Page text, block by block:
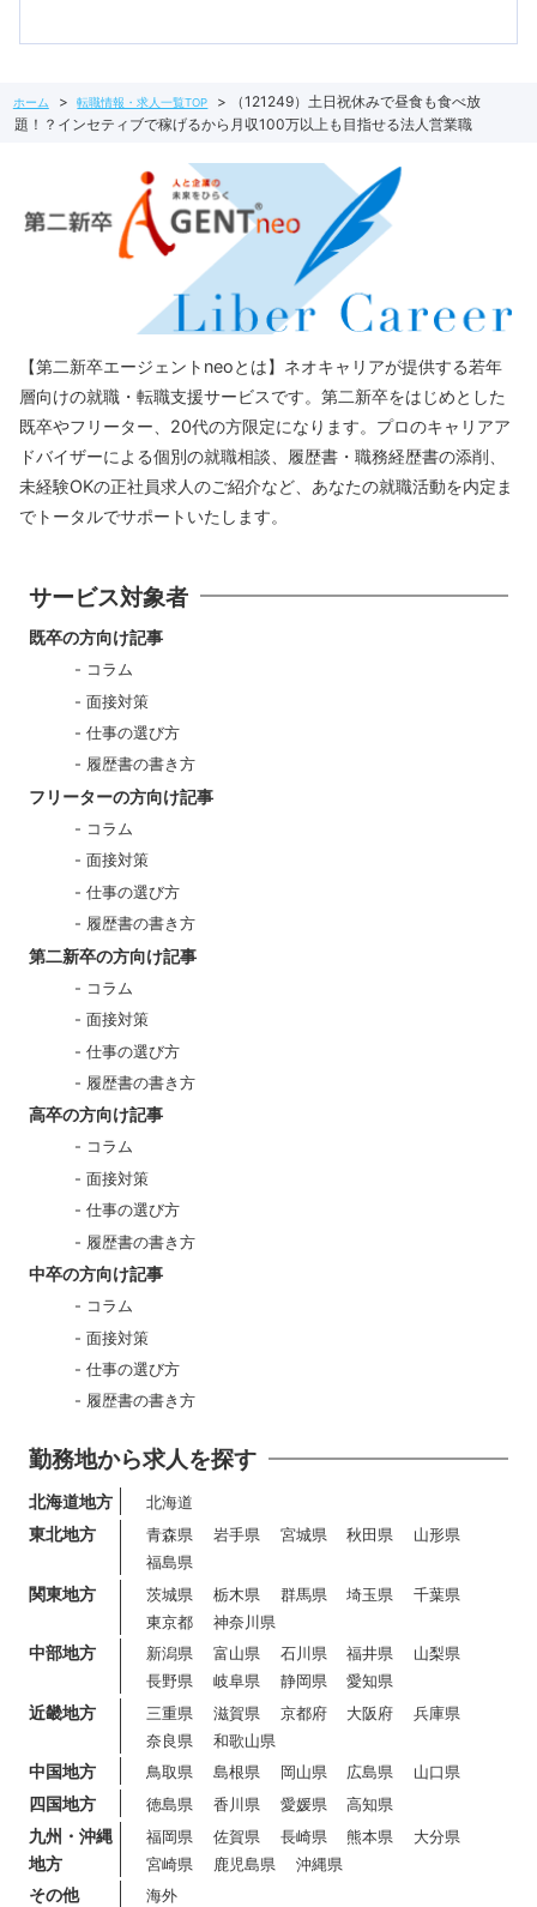
ホーム 転職情報・求人一覧TOP
（121249）土日祝休みで昼食も食べ放
題！？インセティブで稼げるから月収100万以上も目指せる法人営業職
【第二新卒エージェントneoとは】ネオキャリアが提供する若年
層向けの就職・転職支援サービスです。第二新卒をはじめとした
既卒やフリーター、20代の方限定になります。プロのキャリアア
ドバイザーによる個別の就職相談、履歴書・職務経歴書の添削、
未経験OKの正社員求人のご紹介など、あなたの就職活動を内定ま
でトータルでサポートいたします。
サービス対象者
既卒の方向け記事
コラム
面接対策
仕事の選び方
履歴書の書き方
フリーターの方向け記事
コラム
面接対策
仕事の選び方
履歴書の書き方
第二新卒の方向け記事
コラム
面接対策
仕事の選び方
履歴書の書き方
高卒の方向け記事
コラム
面接対策
仕事の選び方
履歴書の書き方
中卒の方向け記事
コラム
面接対策
仕事の選び方
履歴書の書き方
勤務地から求人を探す
北海道地方 北海道
東北地方 青森県 岩手県 宮城県 秋田県
山形県
福島県
関東地方 茨城県 栃木県 群馬県 埼玉県
千葉県
東京都
神奈川県
中部地方 新潟県 富山県 石川県 福井県
山梨県
長野県
岐阜県 静岡県 愛知県
近畿地方 三重県 滋賀県 京都府 大阪府
兵庫県
奈良県
和歌山県
中国地方 鳥取県 島根県 岡山県 広島県 山口県
四国地方 徳島県 香川県 愛媛県 高知県
九州・沖縄
地方
福岡県 佐賀県 長崎県 熊本県
大分県
宮崎県
鹿児島県 沖縄県
その他 海外